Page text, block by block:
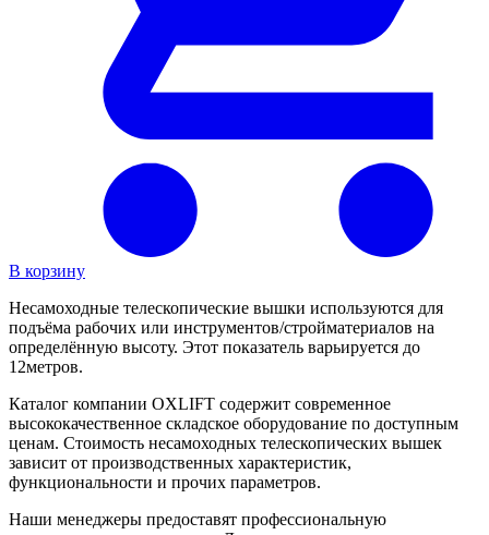
В корзину
Несамоходные телескопические вышки используются для
подъёма рабочих или инструментов/стройматериалов на
определённую высоту. Этот показатель варьируется до
12метров.
Каталог компании OXLIFT содержит современное
высококачественное складское оборудование по доступным
ценам. Стоимость несамоходных телескопических вышек
зависит от производственных характеристик,
функциональности и прочих параметров.
Наши менеджеры предоставят профессиональную